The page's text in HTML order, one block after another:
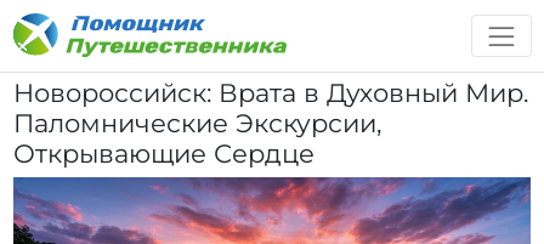
Новороссийск: Врата в Духовный Мир.
Паломнические Экскурсии,
Открывающие Сердце